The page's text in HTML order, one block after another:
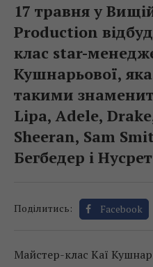
17 травня у
Production
клас star-
Кушнарьової,
такими
Lipa, Adele,
Sheeran, Sam
Бегбедер і
Поділитись: Facebook
Майстер-клас Каї